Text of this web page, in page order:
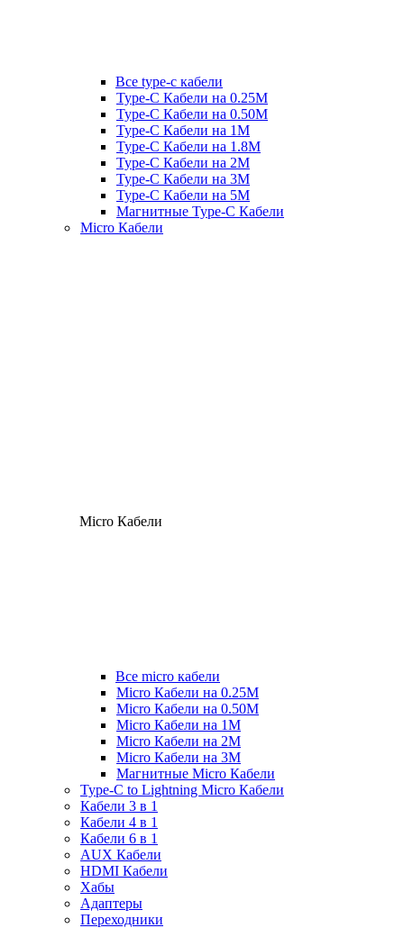
Все type-c кабели
Type-C Кабели на 0.25М
Type-C Кабели на 0.50М
Type-C Кабели на 1М
Type-C Кабели на 1.8М
Type-C Кабели на 2М
Type-C Кабели на 3М
Type-C Кабели на 5М
Магнитные Type-C Кабели
Micro Кабели
Micro Кабели
Все micro кабели
Micro Кабели на 0.25М
Micro Кабели на 0.50М
Micro Кабели на 1М
Micro Кабели на 2М
Micro Кабели на 3М
Магнитные Micro Кабели
Type-C to Lightning Micro Кабели
Кабели 3 в 1
Кабели 4 в 1
Кабели 6 в 1
AUX Кабели
HDMI Кабели
Хабы
Адаптеры
Переходники